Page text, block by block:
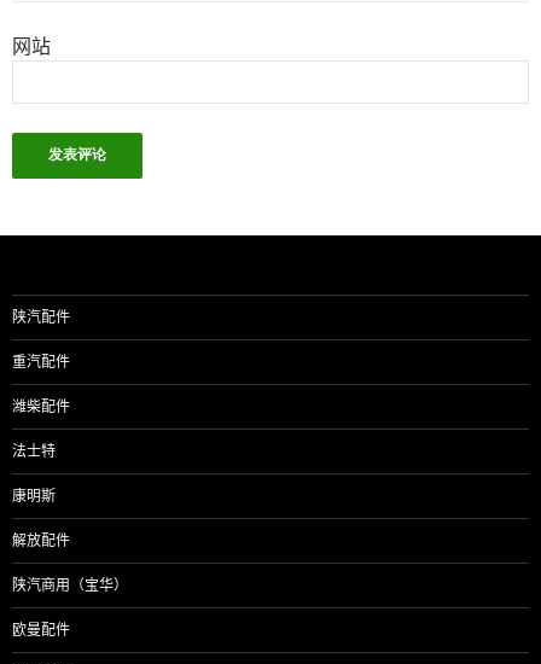
网站
陕汽配件
重汽配件
潍柴配件
法士特
康明斯
解放配件
陕汽商用（宝华）
欧曼配件